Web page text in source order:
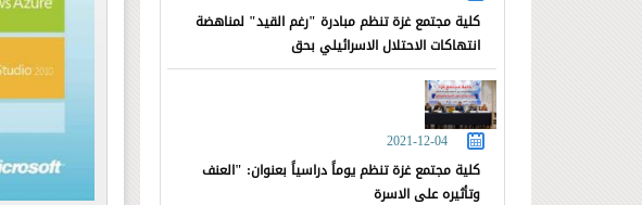
كلية مجتمع غزة تنظم مبادرة "رغم القيد" لمناهضة
انتهاكات الاحتلال الاسرائيلي بحق
2021-12-04
كلية مجتمع غزة تنظم يوماً دراسياً بعنوان: "العنف
وتأثيره على الاسرة